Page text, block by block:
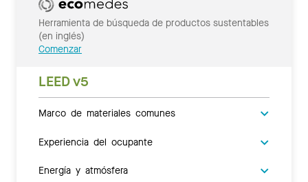
Herramienta de búsqueda de productos sustentables
(en inglés)
Comenzar
LEED v5
Marco de materiales comunes
Experiencia del ocupante
Energía y atmósfera